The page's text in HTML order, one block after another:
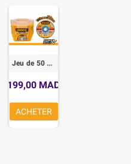
Jeu de 50 disques abrasifs 115mm INGCO
199,00 MAD
ACHETER